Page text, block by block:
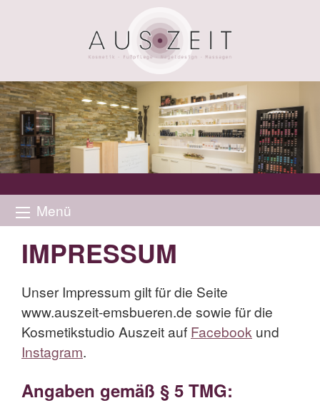
Menü
IMPRESSUM
Unser Impressum gilt für die Seite
www.auszeit-emsbueren.de sowie für die
Kosmetikstudio Auszeit auf Facebook und
Instagram.
Angaben gemäß § 5 TMG: